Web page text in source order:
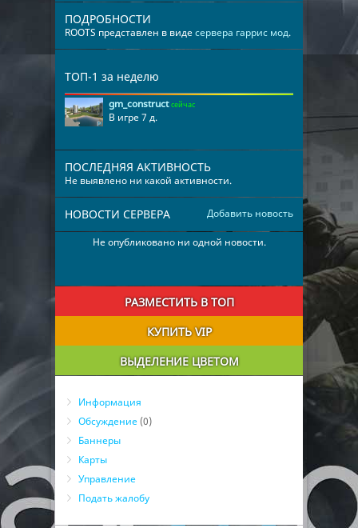
ПОДРОБНОСТИ
ROOTS представлен в видесервера гаррис мод.
ТОП-1 за неделю
gm_construct сейчас
В игре 7 д.
ПОСЛЕДНЯЯ АКТИВНОСТЬ
Не выявлено ни какой активности.
Добавить новость
НОВОСТИ СЕРВЕРА
Не опубликовано ни одной новости.
РАЗМЕСТИТЬ В ТОП
КУПИТЬ VIP
ВЫДЕЛЕНИЕ ЦВЕТОМ
Информация
Обсуждение (0)
Баннеры
Карты
Управление
Подать жалобу